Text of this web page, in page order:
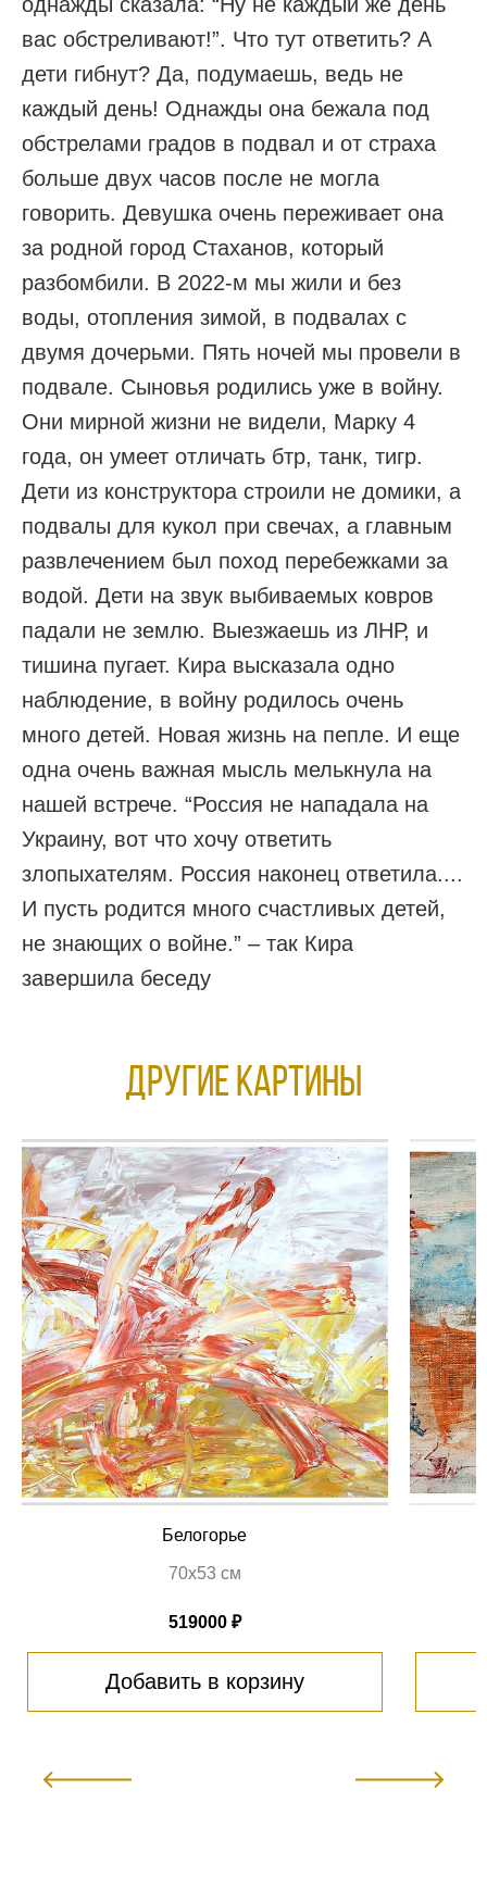
вас обстреливают!”. Что тут ответить? А
дети гибнут? Да, подумаешь, ведь не
каждый день! Однажды она бежала под
обстрелами градов в подвал и от страха
больше двух часов после не могла
говорить. Девушка очень переживает она
за родной город Стаханов, который
разбомбили. В 2022-м мы жили и без
воды, отопления зимой, в подвалах с
двумя дочерьми. Пять ночей мы провели в
подвале. Сыновья родились уже в войну.
Они мирной жизни не видели, Марку 4
года, он умеет отличать бтр, танк, тигр.
Дети из конструктора строили не домики, а
подвалы для кукол при свечах, а главным
развлечением был поход перебежками за
водой. Дети на звук выбиваемых ковров
падали не землю. Выезжаешь из ЛНР, и
тишина пугает. Кира высказала одно
наблюдение, в войну родилось очень
много детей. Новая жизнь на пепле. И еще
одна очень важная мысль мелькнула на
нашей встрече. “Россия не нападала на
Украину, вот что хочу ответить
злопыхателям. Россия наконец ответила....
И пусть родится много счастливых детей,
не знающих о войне.” – так Кира
завершила беседу
Другие КАРТИНЫ
Белогорье
70х53 см
519000 ₽
Добавить в корзину